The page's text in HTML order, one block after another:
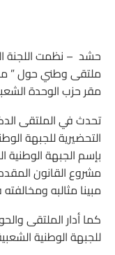
حشد – نظمت اللجنة
ملتقى وطني حول ”
مقر حزب الوحدة
تحدث في الملتقى
التحضيرية للجبهة
بإسم الجبهة الوطنية
مشروع القانون
مبينا مثالبه
كما أدار الملتقى
للجبهة الوطنية